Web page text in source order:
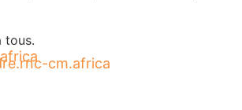
tous.
cm.africa